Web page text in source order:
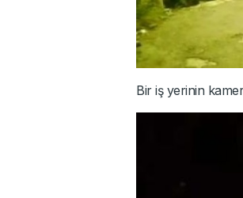
Bir iş yerinin